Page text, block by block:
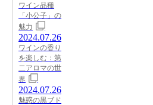
ワイン品種
「小公子」の
魅力
2024.07.26
ワインの香り
を楽しむ：第
二アロマの世
界
2024.07.26
魅惑の黒ブド